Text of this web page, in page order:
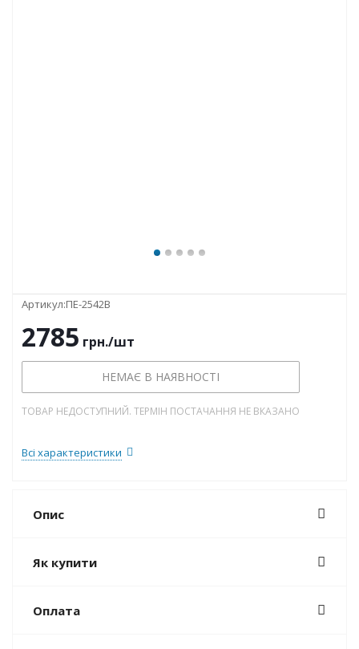
Артикул:ПЕ-2542В
2785 грн./шт
НЕМАЄ В НАЯВНОСТІ
ТОВАР НЕДОСТУПНИЙ. ТЕРМІН ПОСТАЧАННЯ НЕ ВКАЗАНО
Всі характеристики
Опис
Як купити
Оплата